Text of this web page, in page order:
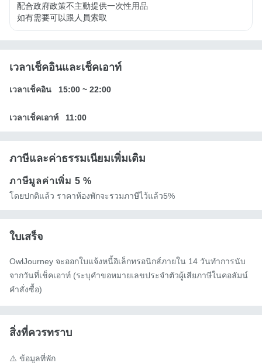
配合政府政策不主動提供一次性用品
如有需要可以跟人員索取
เวลาเช็คอินและเช็คเอาท์
เวลาเช็คอิน 15:00 ~ 22:00
เวลาเช็คเอาท์ 11:00
ภาษีและค่าธรรมเนียมเพิ่มเติม
ภาษีมูลค่าเพิ่ม 5 %
โดยปกติแล้ว ราคาห้องพักจะรวมภาษีไว้แล้ว5%
ใบเสร็จ
OwlJourney จะออกใบแจ้งหนี้อิเล็กทรอนิกส์ภายใน 14 วันทำการนับ
จากวันที่เช็คเอาท์ (ระบุคำขอหมายเลขประจำตัวผู้เสียภาษีในคอลัมน์
คำสั่งซื้อ)
สิ่งที่ควรทราบ
⚠️ ข้อมูลที่พัก